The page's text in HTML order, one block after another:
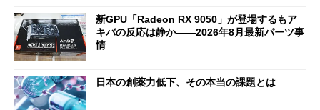
新GPU「Radeon RX 9050」が登場するもア
キバの反応は静か――2026年8月最新パーツ事
情
日本の創薬力低下、その本当の課題とは